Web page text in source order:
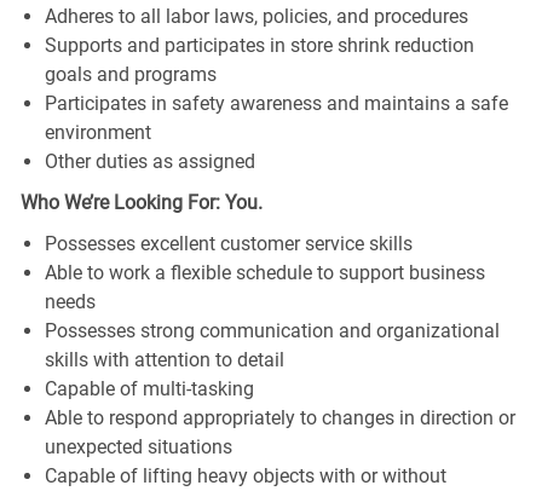
Adheres to all labor laws, policies, and procedures
Supports and participates in store shrink reduction
goals and programs
Participates in safety awareness and maintains a safe
environment
Other duties as assigned
Who We’re Looking For: You.
Possesses excellent customer service skills
Able to work a flexible schedule to support business
needs
Possesses strong communication and organizational
skills with attention to detail
Capable of multi-tasking
Able to respond appropriately to changes in direction or
unexpected situations
Capable of lifting heavy objects with or without